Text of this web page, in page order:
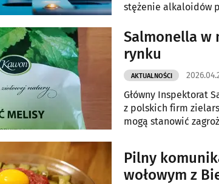
stężenie alkaloidów
Salmonella w
rynku
AKTUALNOŚCI
Główny Inspektorat
z polskich firm
mogą stanowić
Pilny
wołowym z